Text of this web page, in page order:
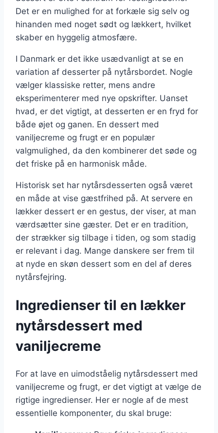
Det er en mulighed for at forkæle sig selv og
hinanden med noget sødt og lækkert, hvilket
skaber en hyggelig atmosfære.
I Danmark er det ikke usædvanligt at se en
variation af desserter på nytårsbordet. Nogle
vælger klassiske retter, mens andre
eksperimenterer med nye opskrifter. Uanset
hvad, er det vigtigt, at desserten er en fryd for
både øjet og ganen. En dessert med
vaniljecreme og frugt er en populær
valgmulighed, da den kombinerer det søde og
det friske på en harmonisk måde.
Historisk set har nytårsdesserten også været
en måde at vise gæstfrihed på. At servere en
lækker dessert er en gestus, der viser, at man
værdsætter sine gæster. Det er en tradition,
der strækker sig tilbage i tiden, og som stadig
er relevant i dag. Mange danskere ser frem til
at nyde en skøn dessert som en del af deres
nytårsfejring.
Ingredienser til en lækker
nytårsdessert med
vaniljecreme
For at lave en uimodståelig nytårsdessert med
vaniljecreme og frugt, er det vigtigt at vælge de
rigtige ingredienser. Her er nogle af de mest
essentielle komponenter, du skal bruge: